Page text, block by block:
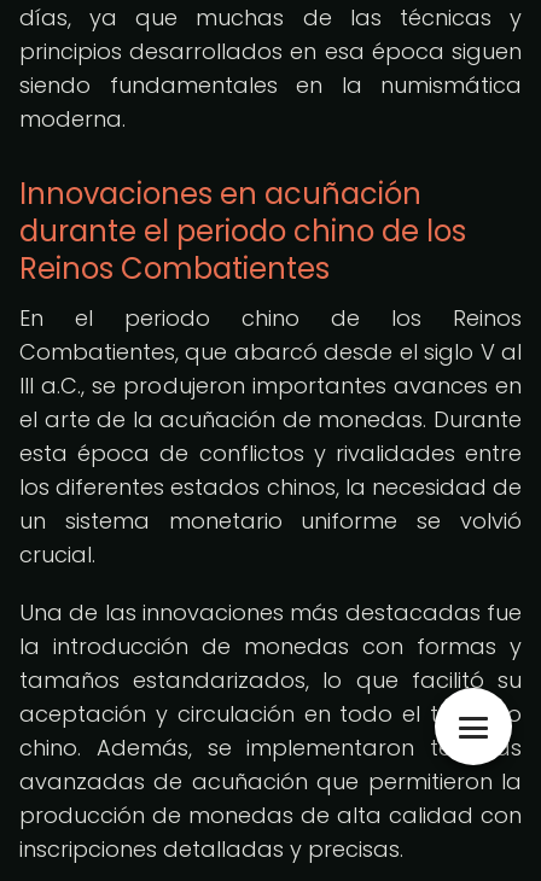
días, ya que muchas de las técnicas y
principios desarrollados en esa época siguen
siendo fundamentales en la numismática
moderna.
Innovaciones en acuñación
durante el periodo chino de los
Reinos Combatientes
En el periodo chino de los Reinos
Combatientes, que abarcó desde el siglo V al
III a.C., se produjeron importantes avances en
el arte de la acuñación de monedas. Durante
esta época de conflictos y rivalidades entre
los diferentes estados chinos, la necesidad de
un sistema monetario uniforme se volvió
crucial.
Una de las innovaciones más destacadas fue
la introducción de monedas con formas y
tamaños estandarizados, lo que facilitó su
aceptación y circulación en todo el territorio
chino. Además, se implementaron técnicas
avanzadas de acuñación que permitieron la
producción de monedas de alta calidad con
inscripciones detalladas y precisas.